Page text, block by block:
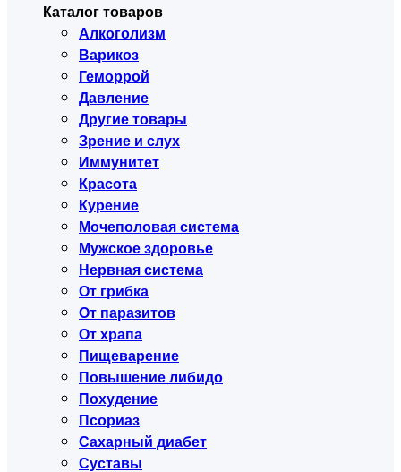
Каталог товаров
Алкоголизм
Варикоз
Геморрой
Давление
Другие товары
Зрение и слух
Иммунитет
Красота
Курение
Мочеполовая система
Мужское здоровье
Нервная система
От грибка
От паразитов
От храпа
Пищеварение
Повышение либидо
Похудение
Псориаз
Сахарный диабет
Суставы